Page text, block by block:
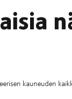
kauneuden